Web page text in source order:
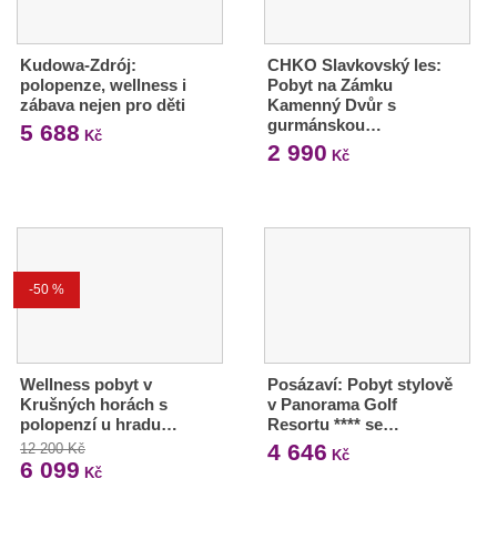
Kudowa-Zdrój:
polopenze, wellness i
zábava nejen pro děti
5 688 Kč
CHKO Slavkovský les:
Pobyt na Zámku
Kamenný Dvůr s
gurmánskou…
2 990 Kč
-50 %
Wellness pobyt v
Krušných horách s
polopenzí u hradu…
12 200 Kč
6 099 Kč
Posázaví: Pobyt stylově
v Panorama Golf
Resortu **** se…
4 646 Kč